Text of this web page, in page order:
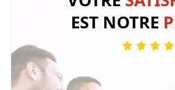
EST NOTRE